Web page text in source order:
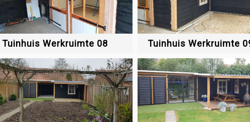
Tuinhuis Werkruimte 08 Tuinhuis Werkruimte